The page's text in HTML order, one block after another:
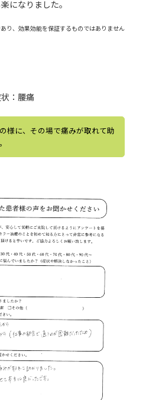
になりました。
り、効果効能を保証するものではありません
：腰痛
様に、その場で痛みが取れて助